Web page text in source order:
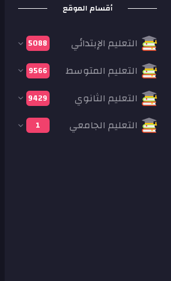
أقسام الموقع
التعليم الإبتدائي 5088
التعليم المتوسط 9566
التعليم الثانوي 9429
التعليم الجامعي 1